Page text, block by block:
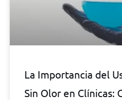
La Importancia del
Sin Olor en Clínicas: